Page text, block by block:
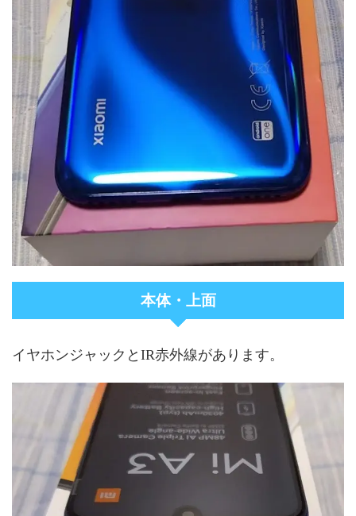
本体・上面
イヤホンジャックとIR赤外線があります。